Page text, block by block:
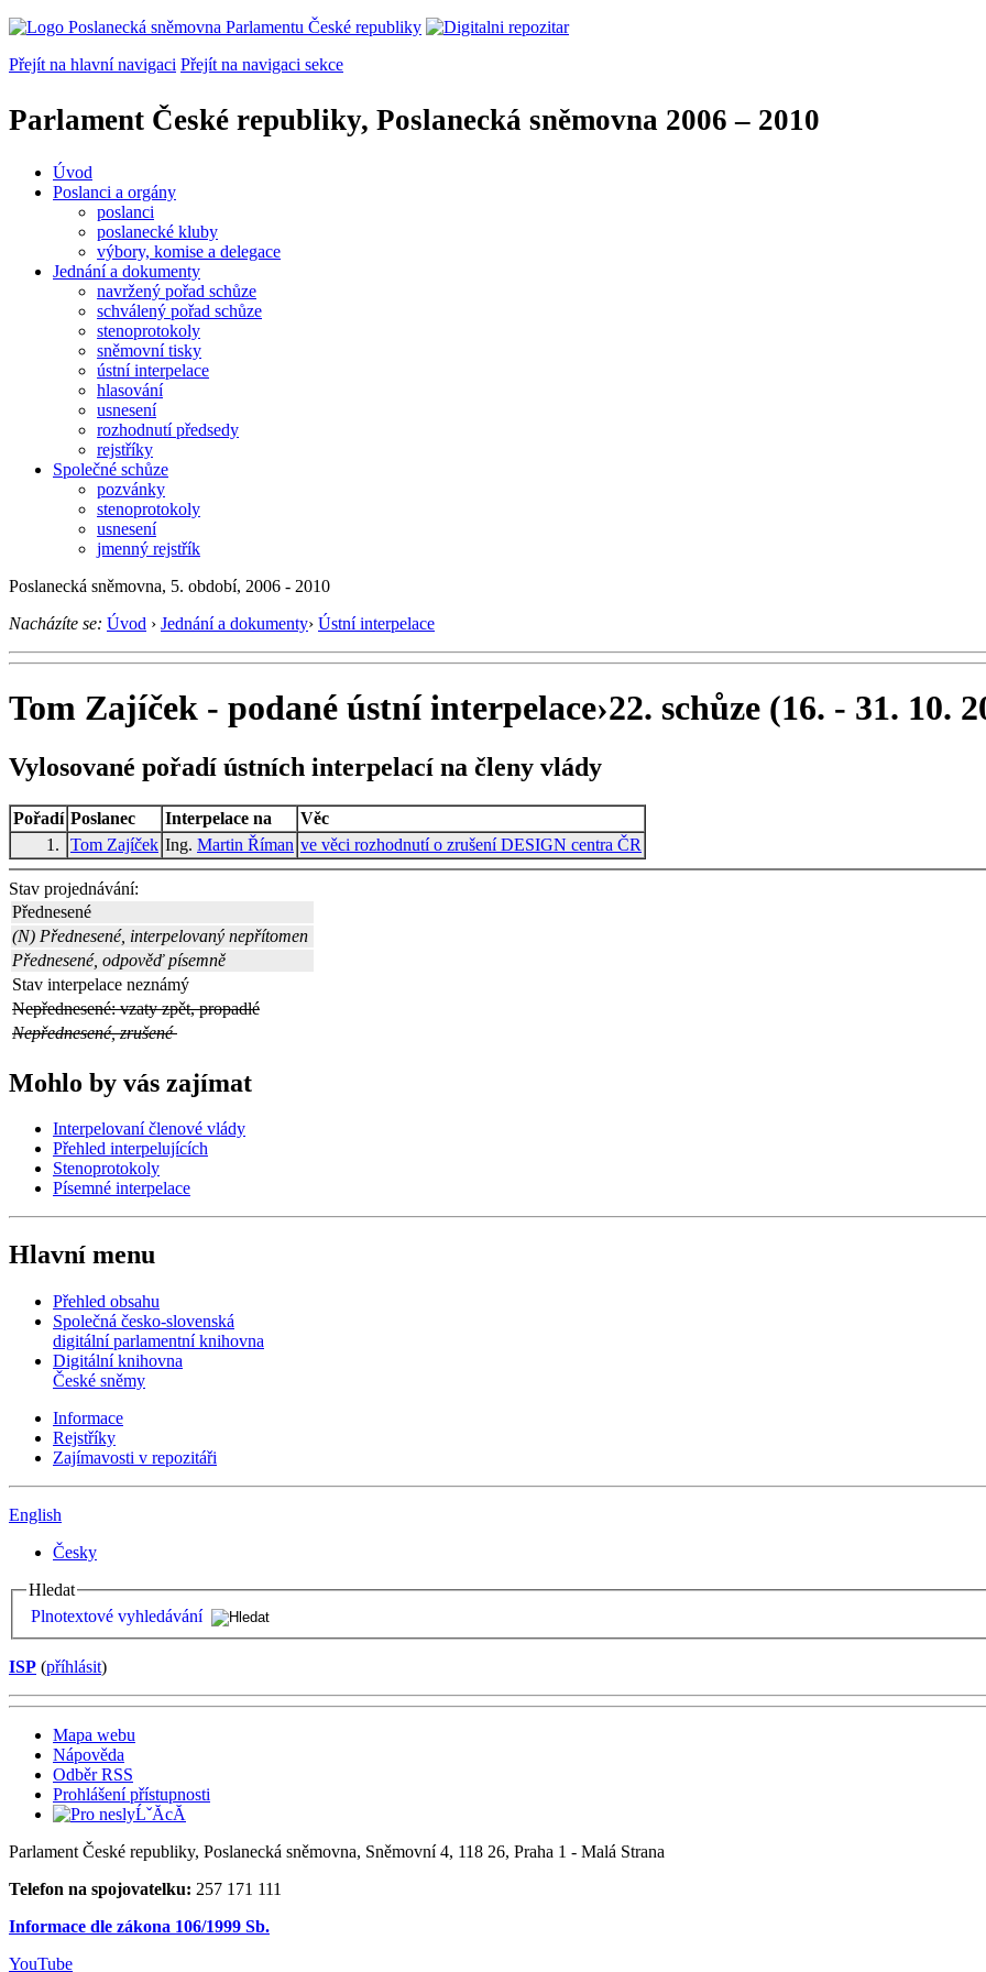
Přejít na hlavní navigaci Přejít na navigaci sekce
Parlament České republiky, Poslanecká sněmovna 2006 – 2010
Úvod
Poslanci a orgány
poslanci
poslanecké kluby
výbory, komise a delegace
Jednání a dokumenty
navržený pořad schůze
schválený pořad schůze
stenoprotokoly
sněmovní tisky
ústní interpelace
hlasování
usnesení
rozhodnutí předsedy
rejstříky
Společné schůze
pozvánky
stenoprotokoly
usnesení
jmenný rejstřík
Poslanecká sněmovna, 5. období, 2006 - 2010
Nacházíte se: Úvod › Jednání a dokumenty› Ústní interpelace
Tom Zajíček - podané ústní interpelace›22. schůze (16. - 31. 10.
Vylosované pořadí ústních interpelací na členy vlády
Pořadí Poslanec Interpelace na
Věc
1.
Tom Zajíček Ing. Martin Říman ve věci rozhodnutí o zrušení DESIGN centra ČR
Stav projednávání:
Přednesené
(N) Přednesené, interpelovaný nepřítomen
Přednesené, odpověď písemně
Stav interpelace neznámý
Nepřednesené: vzaty zpět, propadlé
Nepřednesené, zrušené
Mohlo by vás zajímat
Interpelovaní členové vlády
Přehled interpelujících
Stenoprotokoly
Písemné interpelace
Hlavní menu
Přehled obsahu
Společná česko-slovenská
digitální parlamentní knihovna
Digitální knihovna
České sněmy
Informace
Rejstříky
Zajímavosti v repozitáři
English
Česky
Hledat
Plnotextové vyhledávání
ISP (příhlásit)
Mapa webu
Nápověda
Odběr RSS
Prohlášení přístupnosti
Parlament České republiky, Poslanecká sněmovna, Sněmovní 4, 118 26, Praha 1 - Malá Strana
Telefon na spojovatelku: 257 171 111
Informace dle zákona 106/1999 Sb.
YouTube